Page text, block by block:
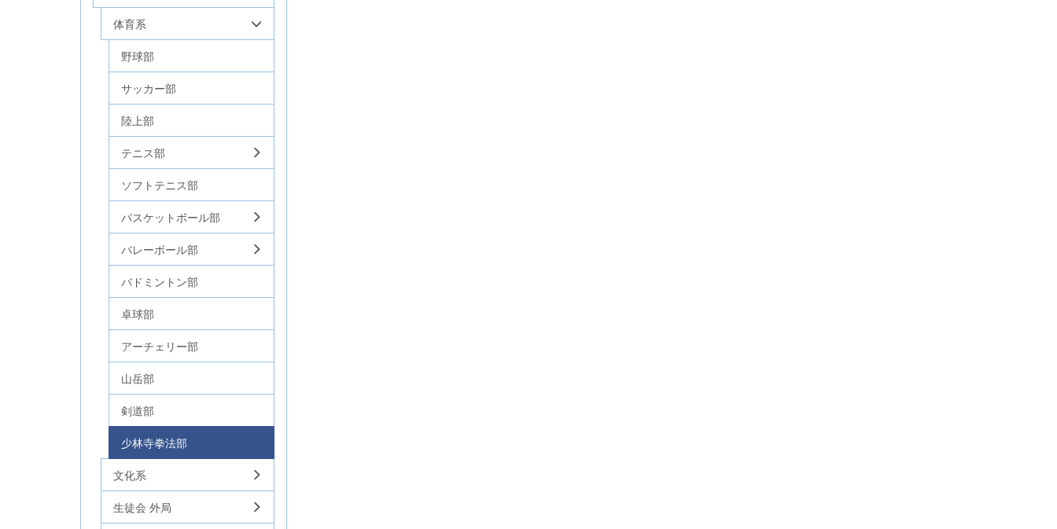
体育系
野球部
サッカー部
陸上部
テニス部
ソフトテニス部
バスケットボール部
バレーボール部
バドミントン部
卓球部
アーチェリー部
山岳部
剣道部
少林寺拳法部
文化系
生徒会 外局